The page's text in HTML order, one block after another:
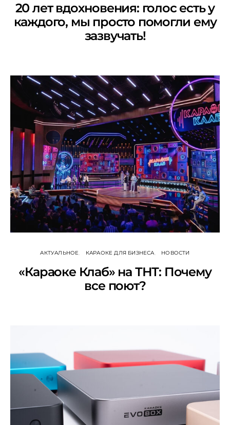
20 лет вдохновения: голос есть у
каждого, мы просто помогли ему
зазвучать!
АКТУАЛЬНОЕ КАРАОКЕ ДЛЯ БИЗНЕСА НОВОСТИ
«Караоке Клаб» на ТНТ: Почему
все поют?